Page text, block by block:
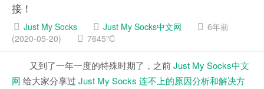
接！
Just My Socks Just My Socks中文网
6年前
(2020-05-20)
7645℃
又到了一年一度的特殊时期了，之前Just My Socks中文
网 给大家分享过 Just My Socks 连不上的原因分析和解决方